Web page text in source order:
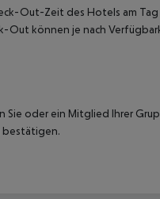
Out-Zeit des Hotels am Tag
Out können je nach
oder ein Mitglied Ihrer
bestätigen.